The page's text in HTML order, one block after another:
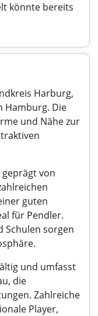
könnte bereits
Harburg,
Hamburg. Die
und Nähe zur
geprägt von
guten
für Pendler.
Schulen sorgen
und umfasst
die
Zahlreiche
Player,